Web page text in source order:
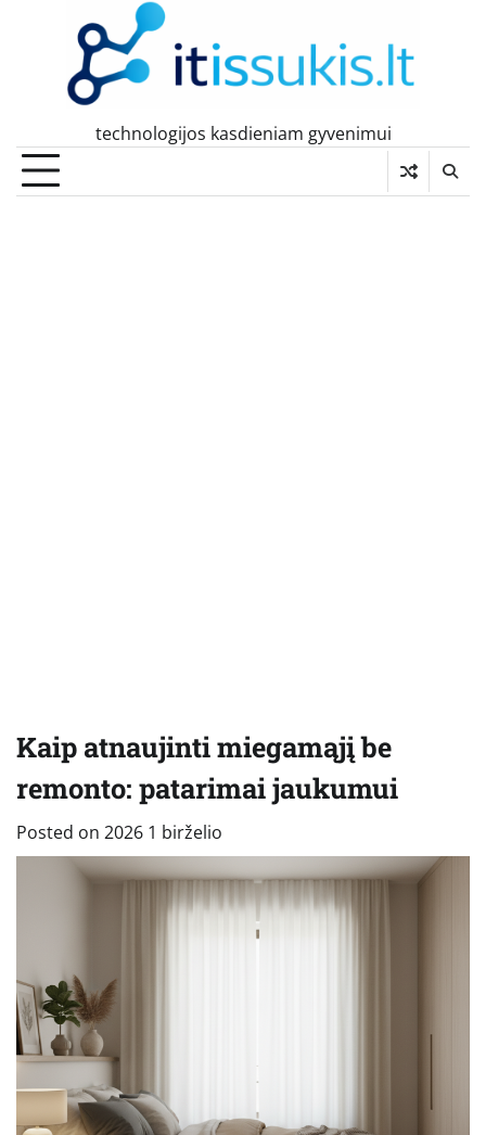
technologijos kasdieniam gyvenimui
Kaip atnaujinti miegamąjį be
remonto: patarimai jaukumui
Posted on 2026 1 birželio